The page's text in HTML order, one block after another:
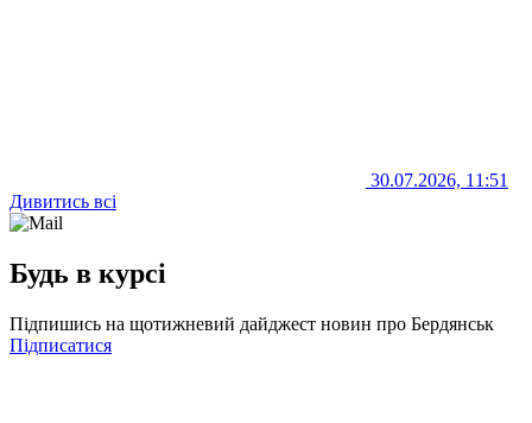
30.07.2026, 11:51
Дивитись всі
Будь в курсі
Підпишись на щотижневий дайджест новин про Бердянськ
Підписатися